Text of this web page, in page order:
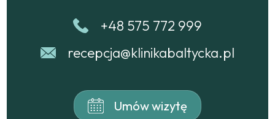
+48 575 772 999
recepcja@klinikabaltycka.pl
Umów wizytę